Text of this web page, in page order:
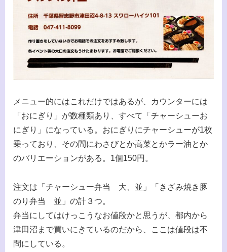
メニュー的にはこれだけではあるが、カウンターには
「おにぎり」が数種類あり、すべて「チャーシューお
にぎり」になっている。おにぎりにチャーシューが1枚
乗っており、その間にわさびとか高菜とかラー油とか
のバリエーションがある。1個150円。
注文は「チャーシュー弁当 大、並」「きざみ焼き豚
のり弁当 並」の計３つ。
弁当にしてはけっこうなお値段かと思うが、都内から
津田沼まで買いにきているのだから、ここは値段は不
問にしている。